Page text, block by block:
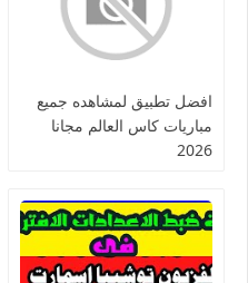
افضل تطبيق لمشاهده جميع
مباريات كاس العالم مجانا
2026